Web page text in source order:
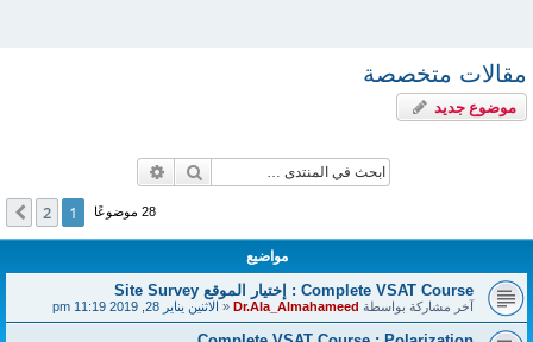
مقالات متخصصة
موضوع جديد
بحث
28 موضوعًا 1
2 التالي
مواضيع
Complete VSAT Course : إختيار الموقع Site Survey
آخر مشاركة بواسطةDr.Ala_Almahameed
«الاثنين يناير 28, 2019 11:19 pm